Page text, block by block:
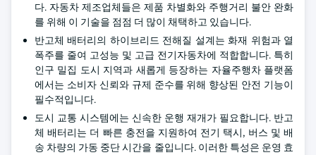
다. 자동차 제조업체들은 제품 차별화와 주행거리 불안 완화
를 위해 이 기술을 점점 더 많이 채택하고 있습니다.
반고체 배터리의 하이브리드 전해질 설계는 화재 위험과 열
폭주를 줄여 고성능 및 고급 전기자동차에 적합합니다. 특히
인구 밀집 도시 지역과 새롭게 등장하는 자율주행차 플랫폼
에서는 소비자 신뢰와 규제 준수를 위해 향상된 안전 기능이
필수적입니다.
도시 교통 시스템에는 신속한 운행 재개가 필요합니다. 반고
체 배터리는 더 빠른 충전을 지원하여 전기 택시, 버스 및 배
송 차량의 가동 중단 시간을 줄입니다. 이러한 특성은 운영 효